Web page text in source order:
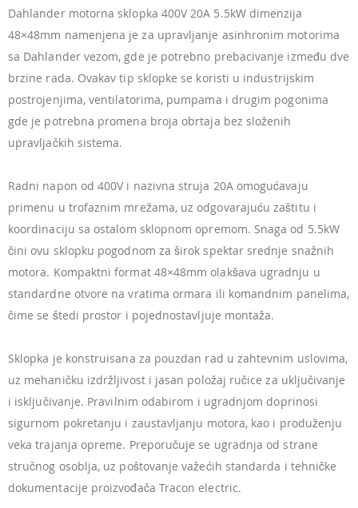
Dahlander motorna sklopka 400V 20A 5.5kW dimenzija
48×48mm namenjena je za upravljanje asinhronim motorima
sa Dahlander vezom, gde je potrebno prebacivanje između dve
brzine rada. Ovakav tip sklopke se koristi u industrijskim
postrojenjima, ventilatorima, pumpama i drugim pogonima
gde je potrebna promena broja obrtaja bez složenih
upravljačkih sistema.
Radni napon od 400V i nazivna struja 20A omogućavaju
primenu u trofaznim mrežama, uz odgovarajuću zaštitu i
koordinaciju sa ostalom sklopnom opremom. Snaga od 5.5kW
čini ovu sklopku pogodnom za širok spektar srednje snažnih
motora. Kompaktni format 48×48mm olakšava ugradnju u
standardne otvore na vratima ormara ili komandnim panelima,
čime se štedi prostor i pojednostavljuje montaža.
Sklopka je konstruisana za pouzdan rad u zahtevnim uslovima,
uz mehaničku izdržljivost i jasan položaj ručice za uključivanje
i isključivanje. Pravilnim odabirom i ugradnjom doprinosi
sigurnom pokretanju i zaustavljanju motora, kao i produženju
veka trajanja opreme. Preporučuje se ugradnja od strane
stručnog osoblja, uz poštovanje važećih standarda i tehničke
dokumentacije proizvođača Tracon electric.